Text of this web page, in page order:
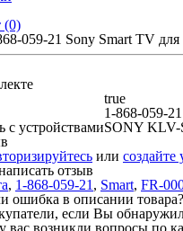
(0)
059-21 Sony Smart TV
true
1-868-059-21
с устройствамиSONY KLV-
или создайте
отзыв
, 1-868-059-21 , Smart, FR-
ошибка в описании товара?
если Вы
вас возникли вопросы по